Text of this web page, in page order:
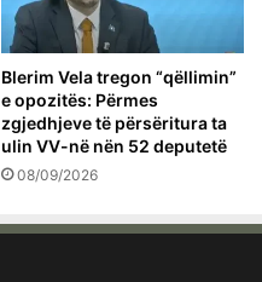
Blerim Vela tregon “qëllimin”
e opozitës: Përmes
zgjedhjeve të përsëritura ta
ulin VV-në nën 52 deputetë
08/09/2026